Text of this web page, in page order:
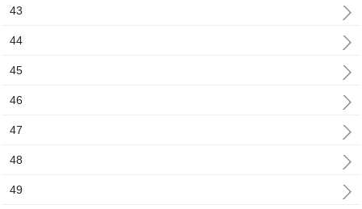
43
44
45
46
47
48
49